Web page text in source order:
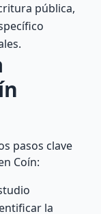
pública,
pasos clave
Coín:
la